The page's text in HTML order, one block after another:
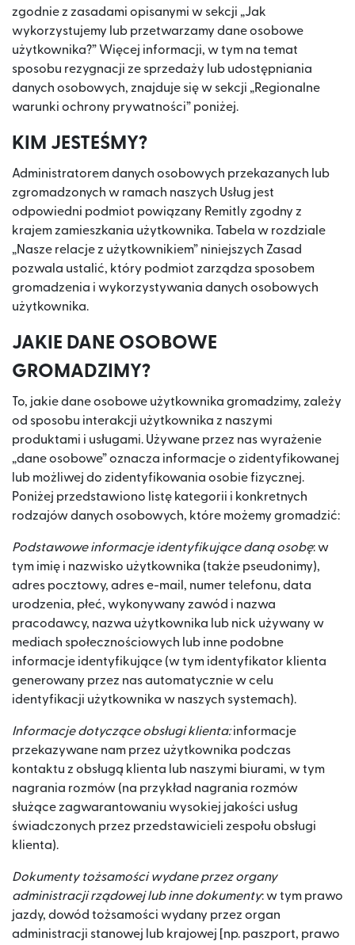
zgodnie z zasadami opisanymi w sekcji „Jak
wykorzystujemy lub przetwarzamy dane osobowe
użytkownika?” Więcej informacji, w tym na temat
sposobu rezygnacji ze sprzedaży lub udostępniania
danych osobowych, znajduje się w sekcji „Regionalne
warunki ochrony prywatności” poniżej.
KIM JESTEŚMY?
Administratorem danych osobowych przekazanych lub
zgromadzonych w ramach naszych Usług jest
odpowiedni podmiot powiązany Remitly zgodny z
krajem zamieszkania użytkownika. Tabela w rozdziale
„Nasze relacje z użytkownikiem” niniejszych Zasad
pozwala ustalić, który podmiot zarządza sposobem
gromadzenia i wykorzystywania danych osobowych
użytkownika.
JAKIE DANE OSOBOWE
GROMADZIMY?
To, jakie dane osobowe użytkownika gromadzimy, zależy
od sposobu interakcji użytkownika z naszymi
produktami i usługami. Używane przez nas wyrażenie
„dane osobowe” oznacza informacje o zidentyfikowanej
lub możliwej do zidentyfikowania osobie fizycznej.
Poniżej przedstawiono listę kategorii i konkretnych
rodzajów danych osobowych, które możemy gromadzić:
Podstawowe informacje identyfikujące daną osobę: w
tym imię i nazwisko użytkownika (także pseudonimy),
adres pocztowy, adres e-mail, numer telefonu, data
urodzenia, płeć, wykonywany zawód i nazwa
pracodawcy, nazwa użytkownika lub nick używany w
mediach społecznościowych lub inne podobne
informacje identyfikujące (w tym identyfikator klienta
generowany przez nas automatycznie w celu
identyfikacji użytkownika w naszych systemach).
Informacje dotyczące obsługi klienta:informacje
przekazywane nam przez użytkownika podczas
kontaktu z obsługą klienta lub naszymi biurami, w tym
nagrania rozmów (na przykład nagrania rozmów
służące zagwarantowaniu wysokiej jakości usług
świadczonych przez przedstawicieli zespołu obsługi
klienta).
Dokumenty tożsamości wydane przez organy
administracji rządowej lub inne dokumenty: w tym prawo
jazdy, dowód tożsamości wydany przez organ
administracji stanowej lub krajowej [np. paszport, prawo